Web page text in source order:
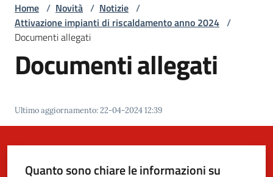
Amministrazione
Menu selezionato
Vivere
Casalfiumanese
Home / Novità / Notizie /
Attivazione impianti di riscaldamento anno 2024 /
Documenti allegati
Documenti allegati
Ultimo aggiornamento:22-04-2024 12:39
Quanto sono chiare le informazioni su